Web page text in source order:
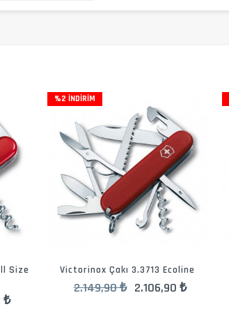
Size
₺
%2 İNDIRIM
Victorinox Çakı 3.3713 Ecoline
2.149,90 ₺ 2.106,90 ₺